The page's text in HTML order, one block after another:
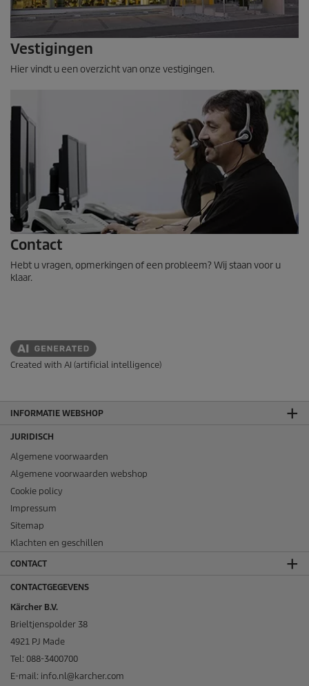
Vestigingen
Hier vindt u een overzicht van onze vestigingen.
Contact
Hebt u vragen, opmerkingen of een probleem? Wij staan voor u
klaar.
Created with AI (artificial intelligence)
INFORMATIE WEBSHOP
JURIDISCH
Algemene voorwaarden
Algemene voorwaarden webshop
Cookie policy
Impressum
Sitemap
Klachten en geschillen
CONTACT
CONTACTGEGEVENS
Kärcher B.V.
Brieltjenspolder 38
4921 PJ Made
Tel: 088-3400700
E-mail: info.nl@karcher.com